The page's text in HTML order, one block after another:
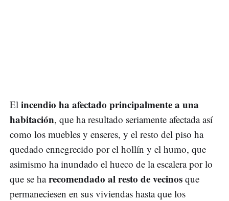
El incendio ha afectado principalmente a una
habitación, que ha resultado seriamente afectada así
como los muebles y enseres, y el resto del piso ha
quedado ennegrecido por el hollín y el humo, que
asimismo ha inundado el hueco de la escalera por lo
que se harecomendado al resto de vecinos que
permaneciesen en sus viviendas hasta que los